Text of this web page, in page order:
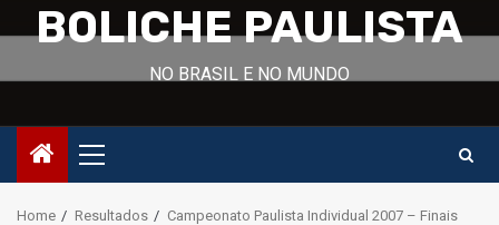
BOLICHE PAULISTA
NO BRASIL E NO MUNDO
Primary
Menu
Home Resultados Campeonato Paulista Individual 2007 – Finais